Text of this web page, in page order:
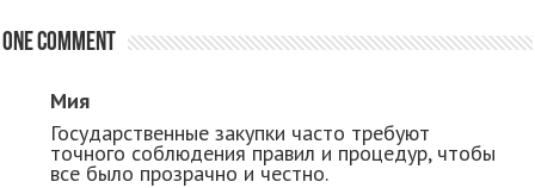
One comment
Мия
Государственные закупки часто требуют
точного соблюдения правил и процедур, чтобы
все было прозрачно и честно.